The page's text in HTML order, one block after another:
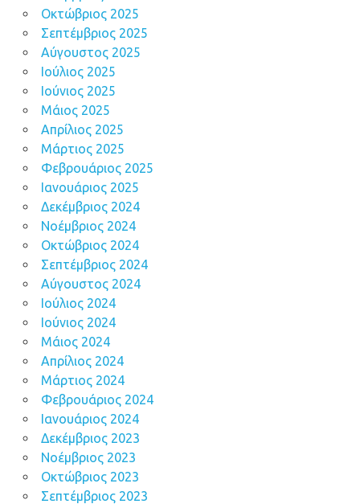
Οκτώβριος 2025
Σεπτέμβριος 2025
Αύγουστος 2025
Ιούλιος 2025
Ιούνιος 2025
Μάιος 2025
Απρίλιος 2025
Μάρτιος 2025
Φεβρουάριος 2025
Ιανουάριος 2025
Δεκέμβριος 2024
Νοέμβριος 2024
Οκτώβριος 2024
Σεπτέμβριος 2024
Αύγουστος 2024
Ιούλιος 2024
Ιούνιος 2024
Μάιος 2024
Απρίλιος 2024
Μάρτιος 2024
Φεβρουάριος 2024
Ιανουάριος 2024
Δεκέμβριος 2023
Νοέμβριος 2023
Οκτώβριος 2023
Σεπτέμβριος 2023